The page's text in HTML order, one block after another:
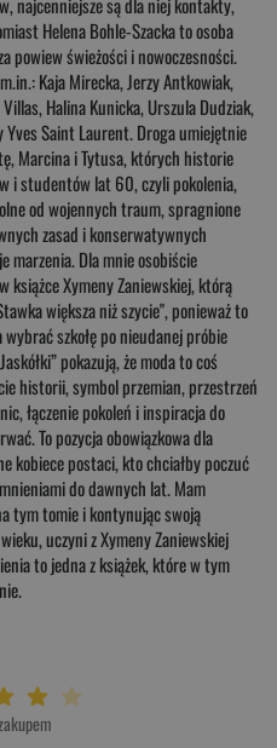
Helena Bohle-Szacka to osoba
powiew świeżości i nowoczesności.
Kaja Mirecka, Jerzy Antkowiak,
Halina Kunicka, Urszula Dudziak,
Yves Saint Laurent. Droga umiejętnie
Marcina i Tytusa, których historie
i studentów lat 60, czyli pokolenia,
od wojennych traum, spragnione
zasad i konserwatywnych
marzenia. Dla mnie osobiście
książce Xymeny Zaniewskiej, którą
większa niż szycie", ponieważ to
szkołę po nieudanej próbie
pokazują, że moda to coś
historii, symbol przemian, przestrzeń
łączenie pokoleń i inspiracja do
To pozycja obowiązkowa dla
kobiece postaci, kto chciałby poczuć
do dawnych lat. Mam
tym tomie i kontynując swoją
uczyni z Xymeny Zaniewskiej
to jedna z książek, które w tym
Twoja ocena: Arcydzieło 10/10"
Twoja ocena: Wybitna 9/10"
ocena: Rewelacyjna 8/10"
Bardzo dobra 7/10"
Dobra 6/10"
5/10"
4/10"